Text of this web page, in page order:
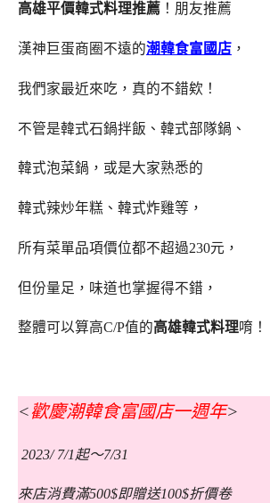
高雄平價韓式料理推薦 ！朋友推薦
漢神巨蛋商圈不遠的潮韓食富國店 ，
我們家最近來吃，真的不錯欸！
不管是韓式石鍋拌飯、韓式部隊鍋、
韓式泡菜鍋，或是大家熟悉的
韓式辣炒年糕、韓式炸雞等，
所有菜單品項價位都不超過230元，
但份量足，味道也掌握得不錯，
整體可以算高C/P值的高雄韓式料理唷！
<歡慶潮韓食富國店一週年>
2023/7/1起～7/31
來店消費滿500$即贈送100$折價卷